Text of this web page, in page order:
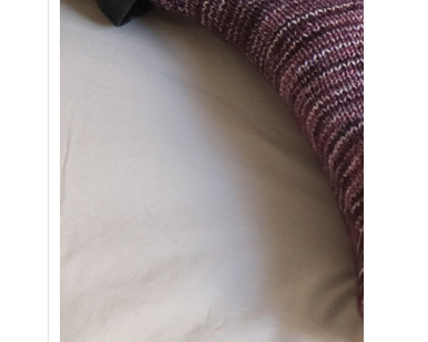
{Tricot} Le défi 2026
: Je tricote mes
socquettes
C’est la 4ème année
j’organise un défi de…